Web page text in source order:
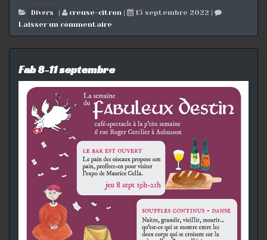
Divers | creuse-citron | 15 septembre 2022 |
Laisser un commentaire
Fab 8-11 septembre